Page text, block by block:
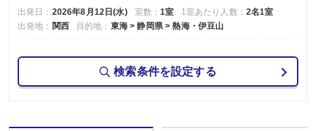
出発日： 2026年8月12日(水) 室数：1室 1室あたり人数： 2名1室
出発地： 関西 目的地： 東海 > 静岡県 > 熱海・伊豆山
検索条件を設定する